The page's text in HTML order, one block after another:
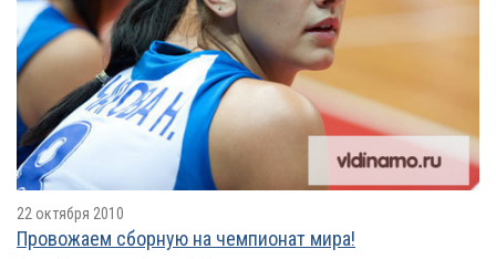
22 октября 2010
Провожаем сборную на чемпионат мира!